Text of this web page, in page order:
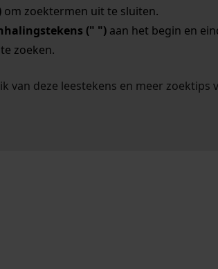
om zoektermen uit te sluiten.
(" ")aan het begin en
zoeken.
van deze leestekens en meer zoektips